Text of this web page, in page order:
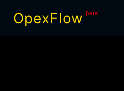
OpexFlow βeta